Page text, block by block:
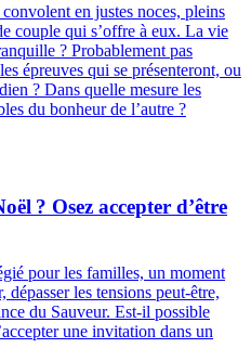
en justes noces, pleins
couple qui s’offre à eux. La vie
? Probablement pas
épreuves qui se présenteront, ou
? Dans quelle mesure les
du bonheur de l’autre ?
? Osez accepter d’être
pour les familles, un moment
dépasser les tensions peut-être,
du Sauveur. Est-il possible
une invitation dans un